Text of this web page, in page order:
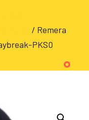
/ Remera
PKS0